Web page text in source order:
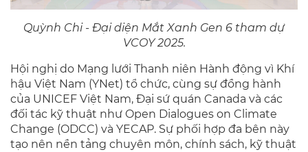
Quỳnh Chi - Đại diện Mắt Xanh Gen 6 tham dự
VCOY 2025.
Hội nghị do Mạng lưới Thanh niên Hành động vì Khí
hậu Việt Nam (YNet) tổ chức, cùng sự đồng hành
của UNICEF Việt Nam, Đại sứ quán Canada và các
đối tác kỹ thuật như Open Dialogues on Climate
Change (ODCC) và YECAP. Sự phối hợp đa bên này
tạo nên nền tảng chuyên môn, chính sách, kỹ thuật